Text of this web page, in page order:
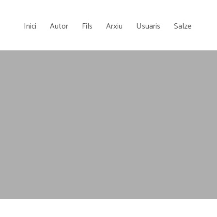
Inici Autor Fils Arxiu Usuaris Salze